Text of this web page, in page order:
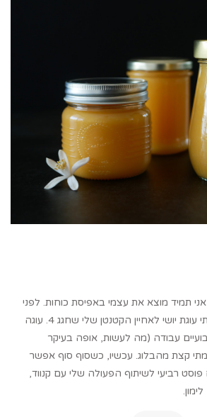
תמיד מוצא את עצמי באפיסת כוחות. לפני
כשבועיים סיימתי והגשתי עוגת יושי לאחיין הקטנטן שלי שחגג 4. עוגה
עבודה (מה לעשות, אופה בעיקר
קצת מהבלוג. עכשיו, כשסוף סוף אפשר
רביעי לשיתוף הפעולה שלי עם קנווד,